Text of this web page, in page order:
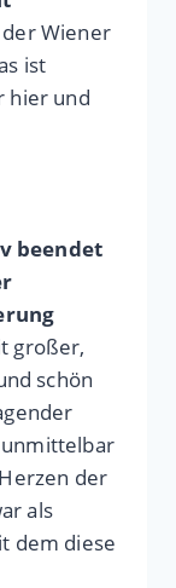
Wiener
ist
hier und
beendet
großer,
schön
der
als
dem diese